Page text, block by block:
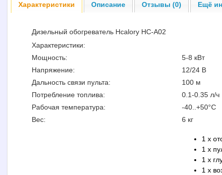
Характеристики Описание Отзывы (0) Ещё
Дизельный обогреватель Hcalory HC-A02
Характеристики:
Мощность:
5-8 кВт
Напряжение:
12/24 В
Дальность связи пульта:
100 м
Потребление топлива:
0.1-0.35 л/ч
Рабочая температура:
-40..+50°C
Вес:
6 кг
1 x
1 x
1 x
1 x